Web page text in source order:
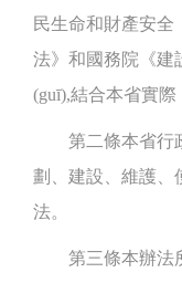
民生命和財產安全
法》和國務院《建
(guī),結合本省實際，
第二條本省行政
劃、建設、維
法。
第三條本辦法所